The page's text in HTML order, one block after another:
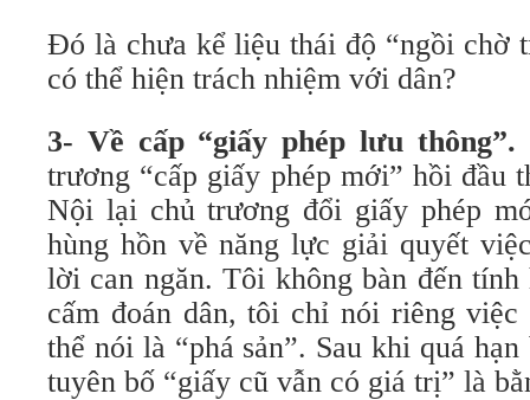
Đó là chưa kể liệu thái độ “ngồi chờ
có thể hiện trách nhiệm với dân?
3- Về cấp “giấy phép lưu thông”.
trương “cấp giấy phép mới” hồi đầu
Nội lại chủ trương đổi giấy phép
hùng hồn về năng lực giải quyết
lời can ngăn. Tôi không bàn đến tính
cấm đoán dân, tôi chỉ nói riêng việc
thể nói là “phá sản”. Sau khi quá
tuyên bố “giấy cũ vẫn có giá trị” là